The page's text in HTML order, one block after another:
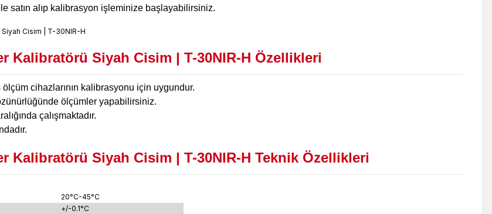
satın alıp kalibrasyon işleminize başlayabilirsiniz.
Kalibratörü Siyah Cisim | T-30NIR-H Özellikleri
cihazlarının kalibrasyonu için uygundur.
ölçümler yapabilirsiniz.
çalışmaktadır.
Kalibratörü Siyah Cisim | T-30NIR-H Teknik Özellikleri
20°C-45°C
+/-0.1°C